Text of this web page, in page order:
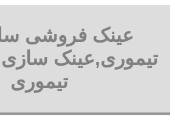
عینک فروشی
تیموری,عینک
تیموری